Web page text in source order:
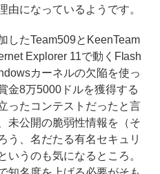
由になっているようです。
たTeam509とKeenTeam
Explorer 11で動くFlash
カーネルの欠陥を使っ
金8万5000ドルを獲得する
ったコンテストだったと言
未公開の脆弱性情報を（そ
う、名だたる有名セキュリ
いうのも気になるところ。